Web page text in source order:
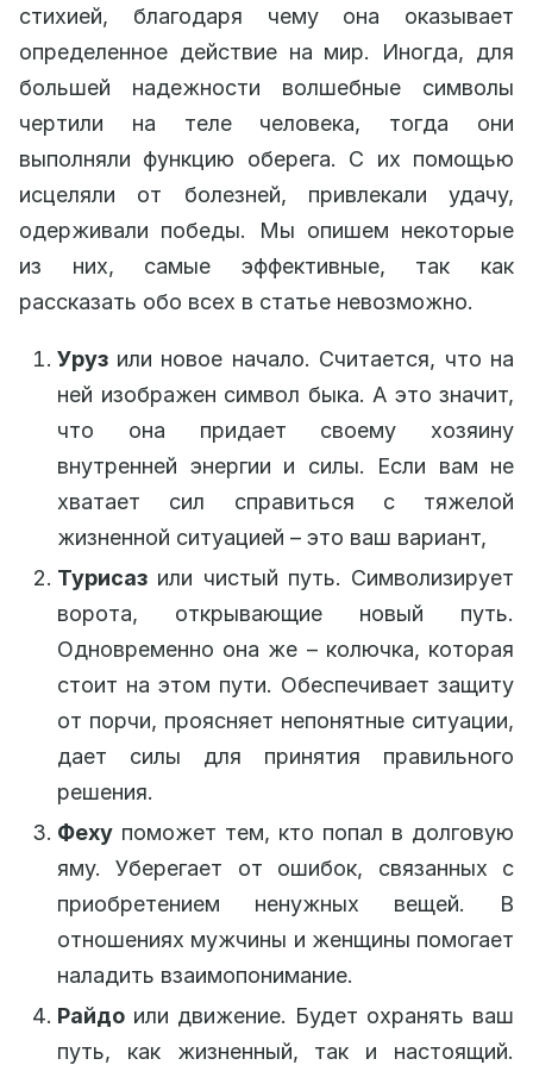
стихией, благодаря чему она оказывает
определенное действие на мир. Иногда, для
большей надежности волшебные символы
чертили на теле человека, тогда они
выполняли функцию оберега. С их помощью
исцеляли от болезней, привлекали удачу,
одерживали победы. Мы опишем некоторые
из них, самые эффективные, так как
рассказать обо всех в статье невозможно.
Уруз или новое начало. Считается, что на
ней изображен символ быка. А это значит,
что она придает своему хозяину
внутренней энергии и силы. Если вам не
хватает сил справиться с тяжелой
жизненной ситуацией – это ваш вариант,
Турисаз или чистый путь. Символизирует
ворота, открывающие новый путь.
Одновременно она же – колючка, которая
стоит на этом пути. Обеспечивает защиту
от порчи, проясняет непонятные ситуации,
дает силы для принятия правильного
решения.
Феху поможет тем, кто попал в долговую
яму. Уберегает от ошибок, связанных с
приобретением ненужных вещей. В
отношениях мужчины и женщины помогает
наладить взаимопонимание.
Райдо или движение. Будет охранять ваш
путь, как жизненный, так и настоящий.